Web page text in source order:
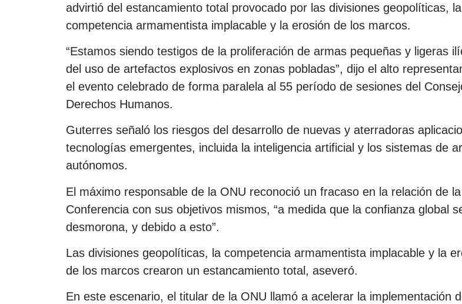
advirtió del estancamiento total provocado por las divisiones geopolíticas, la
competencia armamentista implacable y la erosión de los marcos.
“Estamos siendo testigos de la proliferación de armas pequeñas y ligeras
del uso de artefactos explosivos en zonas pobladas”, dijo el alto
el evento celebrado de forma paralela al 55 período de sesiones del
Derechos Humanos.
Guterres señaló los riesgos del desarrollo de nuevas y aterradoras
tecnologías emergentes, incluida la inteligencia artificial y los sistemas de
autónomos.
El máximo responsable de la ONU reconoció un fracaso en la relación de la
Conferencia con sus objetivos mismos, “a medida que la confianza global
desmorona, y debido a esto”.
Las divisiones geopolíticas, la competencia armamentista implacable y la
de los marcos crearon un estancamiento total, aseveró.
En este escenario, el titular de la ONU llamó a acelerar la implementación